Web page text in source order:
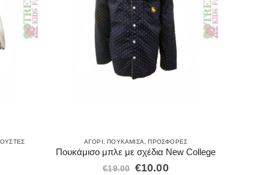
ΑΓΌΡΙ,ΠΟΥΚΆΜΙΣΑ,ΠΡΟΣΦΟΡΈΣ
Πουκάμισο μπλε με σχέδια New College
€19.00 €10.00